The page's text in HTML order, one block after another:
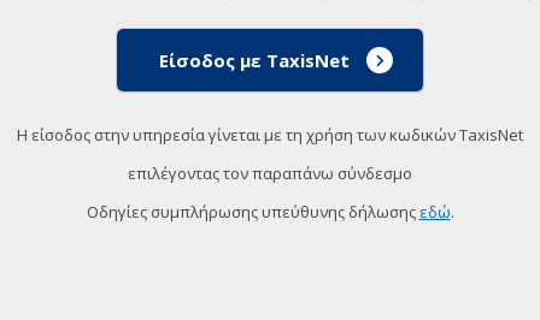
Είσοδος με TaxisNet
Η είσοδος στην υπηρεσία γίνεται με τη χρήση των κωδικών TaxisNet
επιλέγοντας τον παραπάνω σύνδεσμο
Οδηγίες συμπλήρωσης υπεύθυνης δήλωσης εδώ.